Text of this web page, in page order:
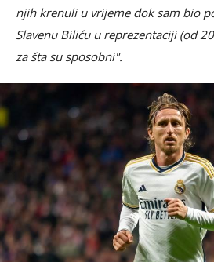
njih krenuli u vrijeme dok sam bio
Slavenu Biliću u reprezentaciji (od
za šta su sposobni".